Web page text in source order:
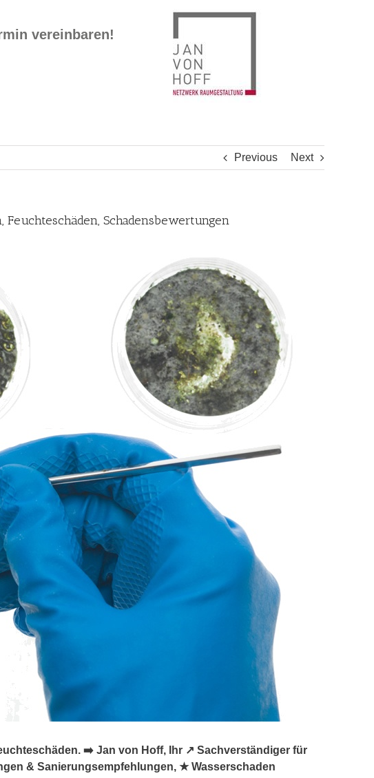
vereinbaren!
Previous Next
Schadensbewertungen
➡️ Jan von Hoff, Ihr ↗️ Sachverständiger für
& Sanierungsempfehlungen, ★ Wasserschaden